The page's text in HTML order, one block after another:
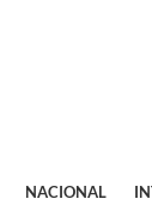
NACIONAL